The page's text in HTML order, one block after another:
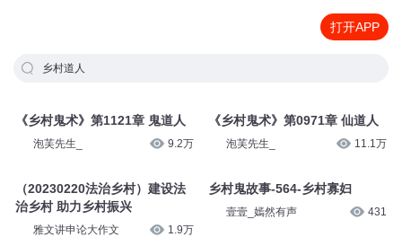
打开APP
乡村道人
《乡村鬼术》第1121章 鬼道人
泡芙先生_ 9.2万
（20230220法治乡村）建设法
治乡村 助力乡村振兴
雅文讲申论大作文 1.9万
《乡村鬼术》第0971章 仙道人
泡芙先生_ 11.1万
乡村鬼故事-564-乡村寡妇
壹壹_嫣然有声 431